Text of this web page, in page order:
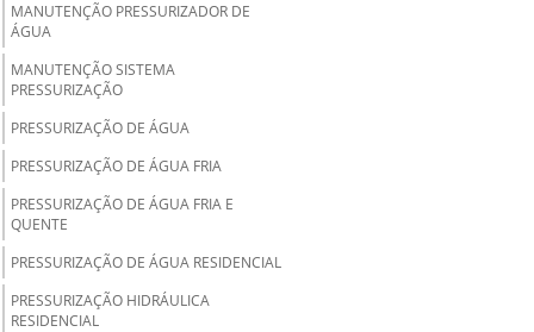
MANUTENÇÃO PRESSURIZADOR DE
ÁGUA
MANUTENÇÃO SISTEMA
PRESSURIZAÇÃO
PRESSURIZAÇÃO DE ÁGUA
PRESSURIZAÇÃO DE ÁGUA FRIA
PRESSURIZAÇÃO DE ÁGUA FRIA E
QUENTE
PRESSURIZAÇÃO DE ÁGUA RESIDENCIAL
PRESSURIZAÇÃO HIDRÁULICA
RESIDENCIAL